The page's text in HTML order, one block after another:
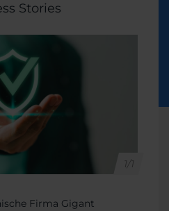
Stories
1/1
Firma Gigant